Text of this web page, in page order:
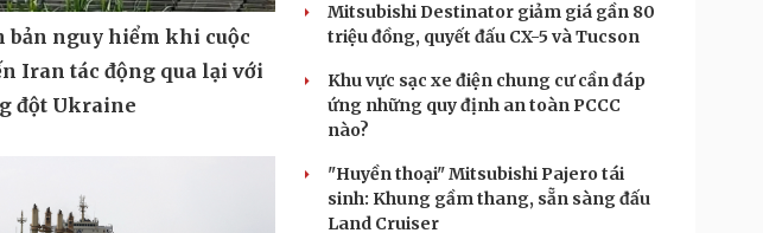
bản nguy hiểm khi cuộc
Iran tác động qua lại với
đột Ukraine
Mitsubishi Destinator giảm giá gần 80
triệu đồng, quyết đấu CX-5 và Tucson
Khu vực sạc xe điện chung cư cần đáp
ứng những quy định an toàn PCCC
nào?
"Huyền thoại" Mitsubishi Pajero tái
sinh: Khung gầm thang, sẵn sàng đấu
Land Cruiser